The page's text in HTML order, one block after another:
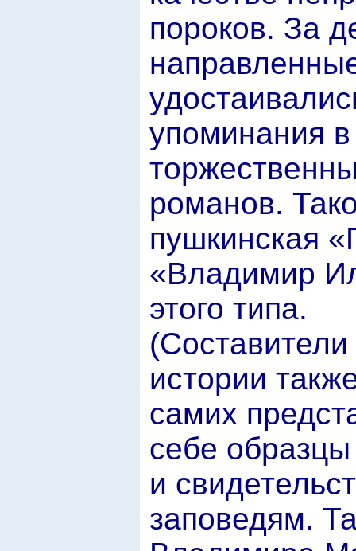
пороков. За
упоминания
романов.
пушкинская
«Владимир
этого типа.
истории
самих
себе
и
заповедям.